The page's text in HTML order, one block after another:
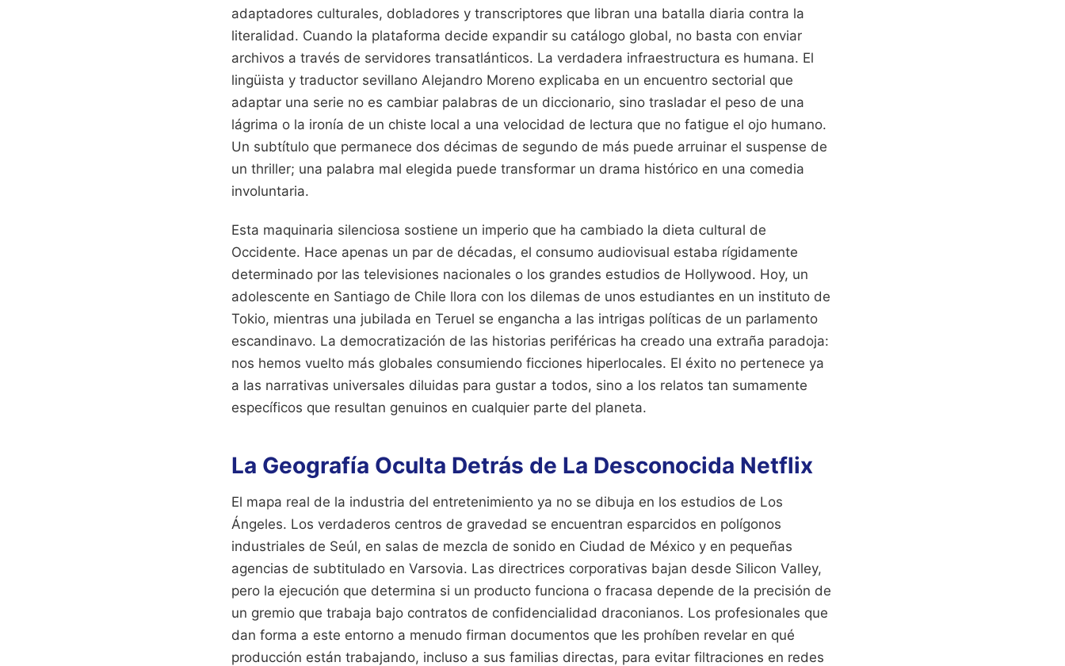
adaptadores culturales, dobladores y transcriptores que libran una batalla diaria contra la
literalidad. Cuando la plataforma decide expandir su catálogo global, no basta con enviar
archivos a través de servidores transatlánticos. La verdadera infraestructura es humana. El
lingüista y traductor sevillano Alejandro Moreno explicaba en un encuentro sectorial que
adaptar una serie no es cambiar palabras de un diccionario, sino trasladar el peso de una
lágrima o la ironía de un chiste local a una velocidad de lectura que no fatigue el ojo humano.
Un subtítulo que permanece dos décimas de segundo de más puede arruinar el suspense de
un thriller; una palabra mal elegida puede transformar un drama histórico en una comedia
involuntaria.
Esta maquinaria silenciosa sostiene un imperio que ha cambiado la dieta cultural de
Occidente. Hace apenas un par de décadas, el consumo audiovisual estaba rígidamente
determinado por las televisiones nacionales o los grandes estudios de Hollywood. Hoy, un
adolescente en Santiago de Chile llora con los dilemas de unos estudiantes en un instituto de
Tokio, mientras una jubilada en Teruel se engancha a las intrigas políticas de un parlamento
escandinavo. La democratización de las historias periféricas ha creado una extraña paradoja:
nos hemos vuelto más globales consumiendo ficciones hiperlocales. El éxito no pertenece ya
a las narrativas universales diluidas para gustar a todos, sino a los relatos tan sumamente
específicos que resultan genuinos en cualquier parte del planeta.
La Geografía Oculta Detrás de La Desconocida Netflix
El mapa real de la industria del entretenimiento ya no se dibuja en los estudios de Los
Ángeles. Los verdaderos centros de gravedad se encuentran esparcidos en polígonos
industriales de Seúl, en salas de mezcla de sonido en Ciudad de México y en pequeñas
agencias de subtitulado en Varsovia. Las directrices corporativas bajan desde Silicon Valley,
pero la ejecución que determina si un producto funciona o fracasa depende de la precisión de
un gremio que trabaja bajo contratos de confidencialidad draconianos. Los profesionales que
dan forma a este entorno a menudo firman documentos que les prohíben revelar en qué
producción están trabajando, incluso a sus familias directas, para evitar filtraciones en redes